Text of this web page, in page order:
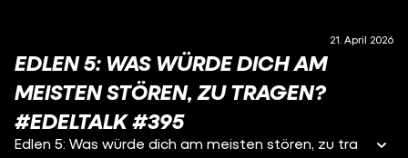
21. April 2026
EDLEN 5: WAS WÜRDE DICH AM
MEISTEN STÖREN, ZU TRAGEN?
#EDELTALK #395
Edlen 5: Was würde dich am meisten stören, zu tra